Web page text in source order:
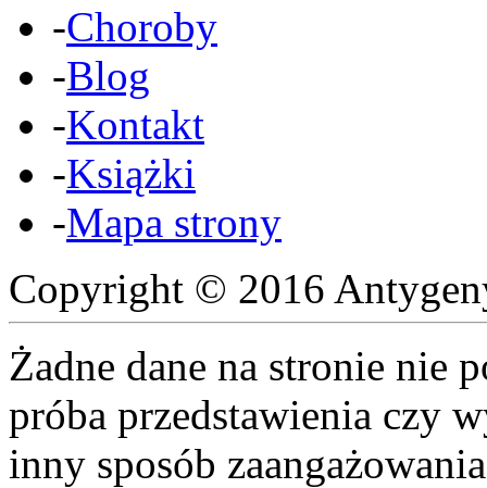
-Choroby
-Blog
-Kontakt
-Książki
-Mapa strony
Copyright © 2016
Żadne dane na stronie nie
próba przedstawienia czy
inny sposób